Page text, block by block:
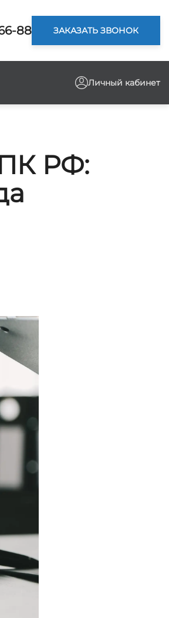
88 ЗАКАЗАТЬ ЗВОНОК
Личный кабинет
РФ: